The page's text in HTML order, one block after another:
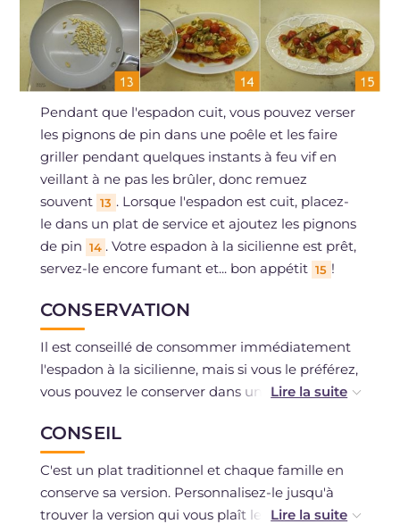
Pendant que l'espadon cuit, vous pouvez verser
les pignons de pin dans une poêle et les faire
griller pendant quelques instants à feu vif en
veillant à ne pas les brûler, donc remuez
souvent 13 . Lorsque l'espadon est cuit, placez-
le dans un plat de service et ajoutez les pignons
de pin 14 . Votre espadon à la sicilienne est prêt,
servez-le encore fumant et... bon appétit 15 !
CONSERVATION
Il est conseillé de consommer immédiatement
l'espadon à la sicilienne, mais si vous le préférez,
vous pouvez le conserver dans un récipient en
réfrigérateur.
Si vous avez utilisé des ingrédients frais, vous
pouvez congeler le tout.
CONSEIL
C'est un plat traditionnel et chaque famille en
conserve sa version. Personnalisez-le jusqu'à
trouver la version qui vous plaît le plus ! En